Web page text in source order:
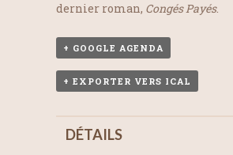
dernier roman, Congés Payés.
+ GOOGLE AGENDA
+ EXPORTER VERS ICAL
DÉTAILS